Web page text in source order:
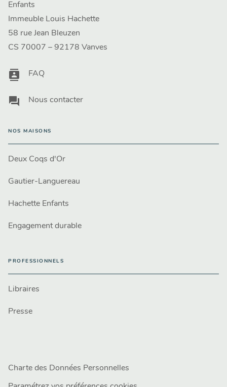
Enfants
Immeuble Louis Hachette
58 rue Jean Bleuzen
CS 70007 – 92178 Vanves
contacts FAQ
question_answer Nous contacter
NOS MAISONS
Deux Coqs d'Or
Gautier-Languereau
Hachette Enfants
Engagement durable
PROFESSIONNELS
Libraires
Presse
Charte des Données Personnelles